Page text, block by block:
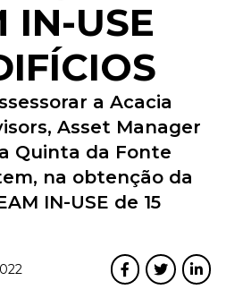
IN-USE
a Acacia
Asset Manager
Quinta da Fonte
na obtenção da
IN-USE de 15